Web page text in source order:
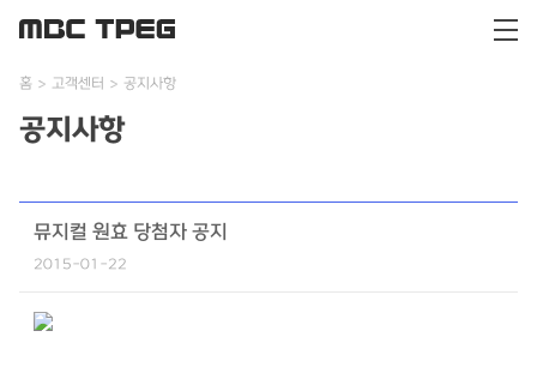
홈 고객센터 공지사항
공지사항
뮤지컬 원효 당첨자 공지
2015-01-22